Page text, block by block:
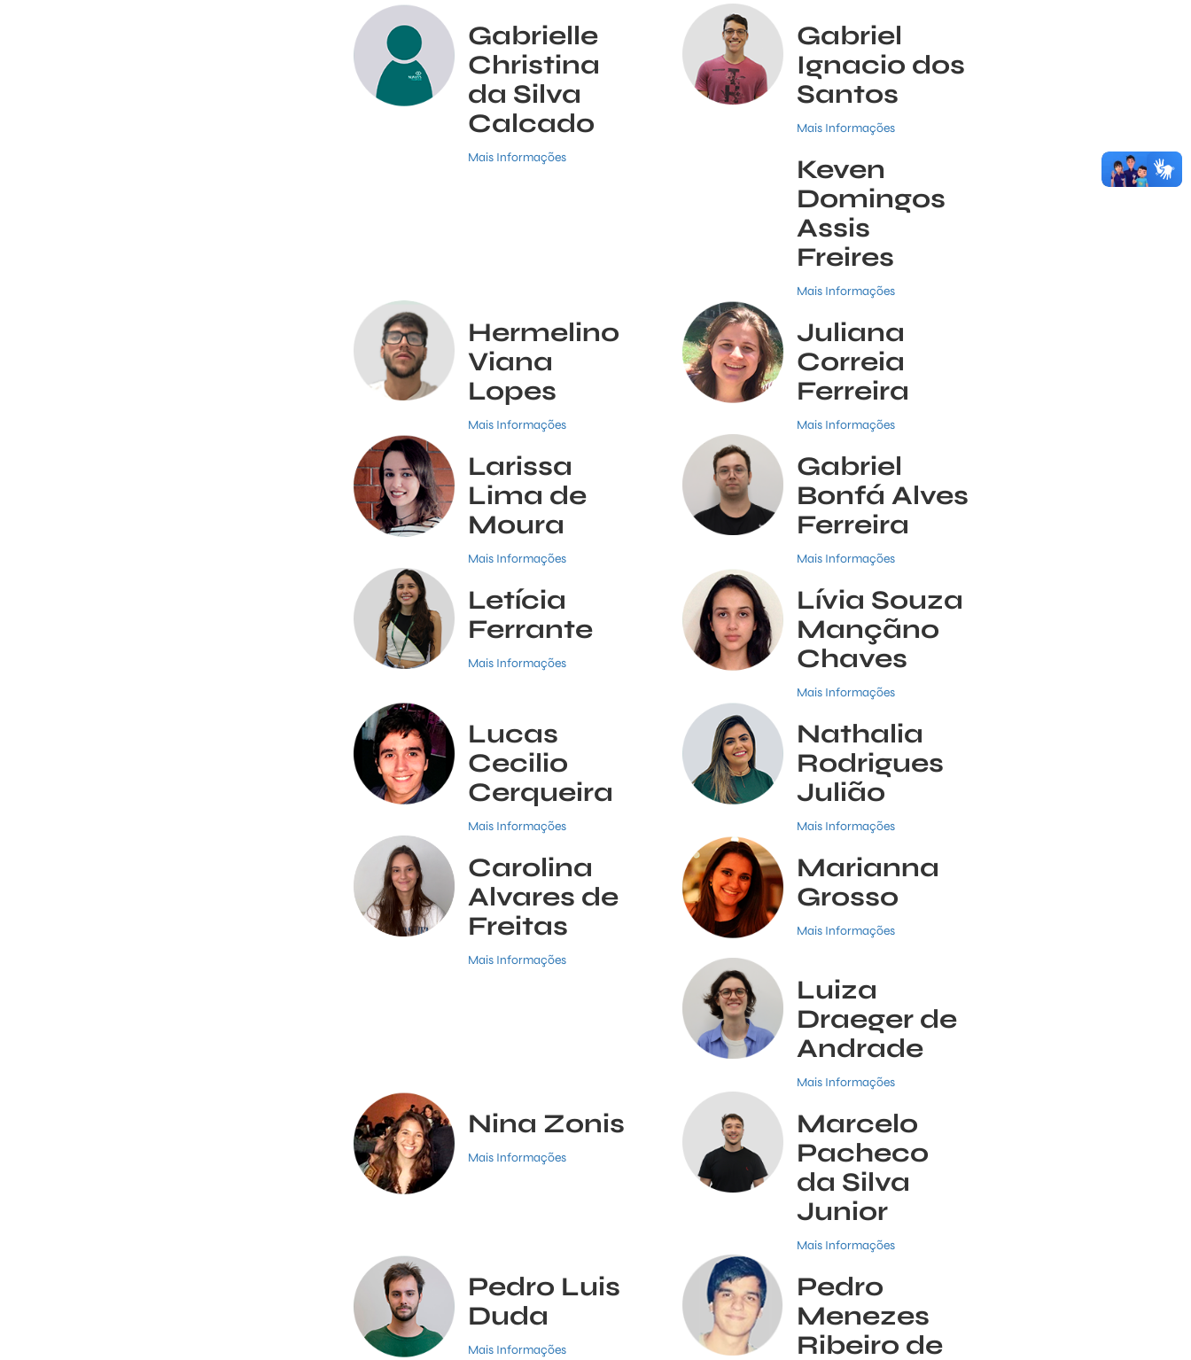
Gabrielle
Christina
da Silva
Calcado
Mais Informações
Gabriel
Ignacio dos
Santos
Mais Informações
Keven
Domingos
Assis
Freires
Mais Informações
Hermelino
Viana
Lopes
Mais Informações
Juliana
Correia
Ferreira
Mais Informações
Larissa
Lima de
Moura
Mais Informações
Gabriel
Bonfá Alves
Ferreira
Mais Informações
Letícia
Ferrante
Mais Informações
Lívia Souza
Mançãno
Chaves
Mais Informações
Lucas
Cecilio
Cerqueira
Mais Informações
Nathalia
Rodrigues
Julião
Mais Informações
Carolina
Alvares de
Freitas
Mais Informações
Marianna
Grosso
Mais Informações
Luiza
Draeger de
Andrade
Mais Informações
Nina Zonis
Mais Informações
Marcelo
Pacheco
da Silva
Junior
Mais Informações
Pedro Luis
Duda
Mais Informações
Pedro
Menezes
Ribeiro de